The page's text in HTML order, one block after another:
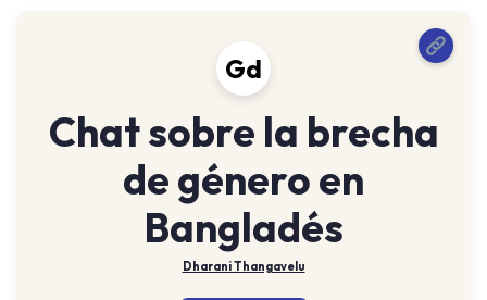
Gd
Chat sobre la brecha
de género en
Bangladés
Dharani Thangavelu